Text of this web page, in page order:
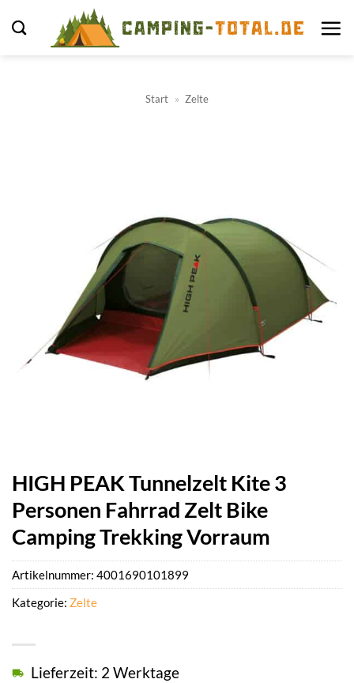
Inhalt
Start » Zelte
HIGH PEAK Tunnelzelt Kite 3
Personen Fahrrad Zelt Bike
Camping Trekking Vorraum
Lieferzeit: 2 Werktage
Artikelnummer: 4001690101899
Kategorie: Zelte